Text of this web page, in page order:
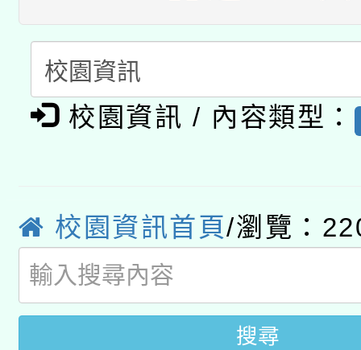
月28日止
用水績優單位及節水達
動」
開 智慧啟航」
「2026桃園藝術巡演
關事宜
轉知教育部國民及學前
國立臺灣師範大學辦
業成長研習」實施計畫
函轉國家教育研究院中
族教育國際趨勢與發展
師專業成長研習實施計
方素養工作坊新北場」
族語言臺北學習中心
「族語學習班」招生簡
轉知有關國立成功大學
文教學共融平台-教案
教育部國民及學前教育
年度COVID-19疫苗接
校園資訊 / 內容類型：
校園資訊首頁/瀏覽：
搜尋